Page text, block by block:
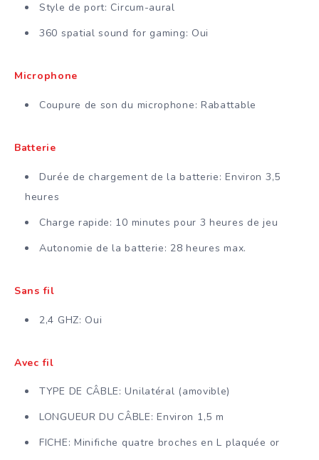
Style de port: Circum-aural
360 spatial sound for gaming: Oui
Microphone
Coupure de son du microphone: Rabattable
Batterie
Durée de chargement de la batterie: Environ 3,5
heures
Charge rapide: 10 minutes pour 3 heures de jeu
Autonomie de la batterie: 28 heures max.
Sans fil
2,4 GHZ: Oui
Avec fil
TYPE DE CÂBLE: Unilatéral (amovible)
LONGUEUR DU CÂBLE: Environ 1,5 m
FICHE: Minifiche quatre broches en L plaquée or